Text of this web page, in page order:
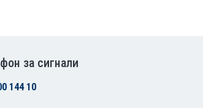
за сигнали
144 10